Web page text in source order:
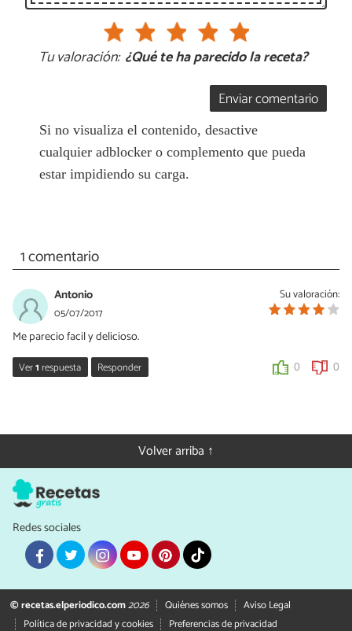
Tu valoración: ¿Qué te ha parecido la receta?
Enviar comentario
Si no visualiza el contenido, desactive
cualquier adblocker o complemento que pueda
estar impidiendo su carga.
1 comentario
Su valoración:
Antonio
05/07/2017
Me parecio facil y delicioso.
Ver1respuesta Responder 0 0
Muy bueno! Lo de comprobar si el pollo está cocido, ha sido lo
más 😂😂 Gracias por alegrarme el día 😉
Volver arriba ↑
Redes sociales
© recetas.elperiodico.com2026 Quiénes somos
Aviso Legal
Política de privacidad y cookies
Preferencias de privacidad